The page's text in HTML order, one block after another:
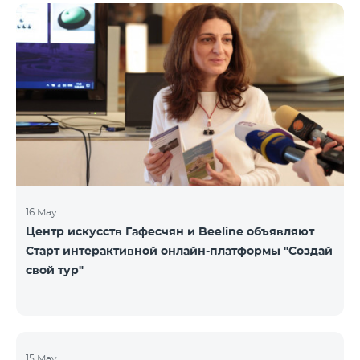
16 May
Центр искусств Гафесчян и Beeline объявляют
Старт интерактивной онлайн-платформы "Создай
свой тур"